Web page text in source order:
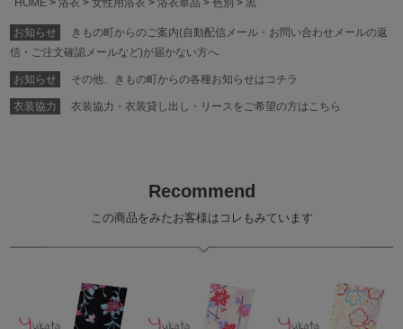
HOME
浴衣 女性用浴衣 浴衣単品 色別 黒
お知らせ
きもの町からのご案内(自動配信メール・お問い合わせメールの返
信・ご注文確認メールなど)が届かない方へ
お知らせ その他、きもの町からの各種お知らせはコチラ
衣装協力 衣装協力・衣装貸し出し・リースをご希望の方はこちら
Recommend
この商品をみたお客様はコレもみています